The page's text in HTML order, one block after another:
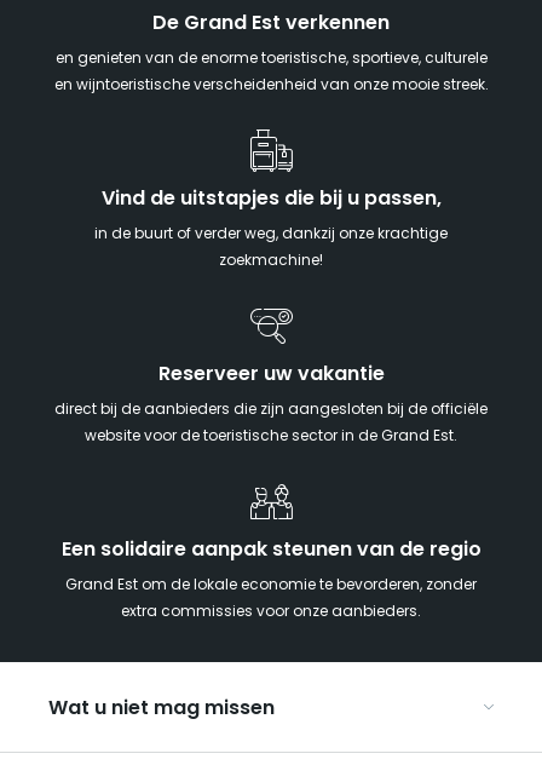
De Grand Est verkennen
en genieten van de enorme toeristische, sportieve, culturele
en wijntoeristische verscheidenheid van onze mooie streek.
Vind de uitstapjes die bij u passen,
in de buurt of verder weg, dankzij onze krachtige
zoekmachine!
Reserveer uw vakantie
direct bij de aanbieders die zijn aangesloten bij de officiële
website voor de toeristische sector in de Grand Est.
Een solidaire aanpak steunen van de regio
Grand Est om de lokale economie te bevorderen, zonder
extra commissies voor onze aanbieders.
Wat u niet mag missen